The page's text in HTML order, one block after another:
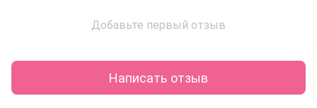
Добавьте первый отзыв
Написать отзыв